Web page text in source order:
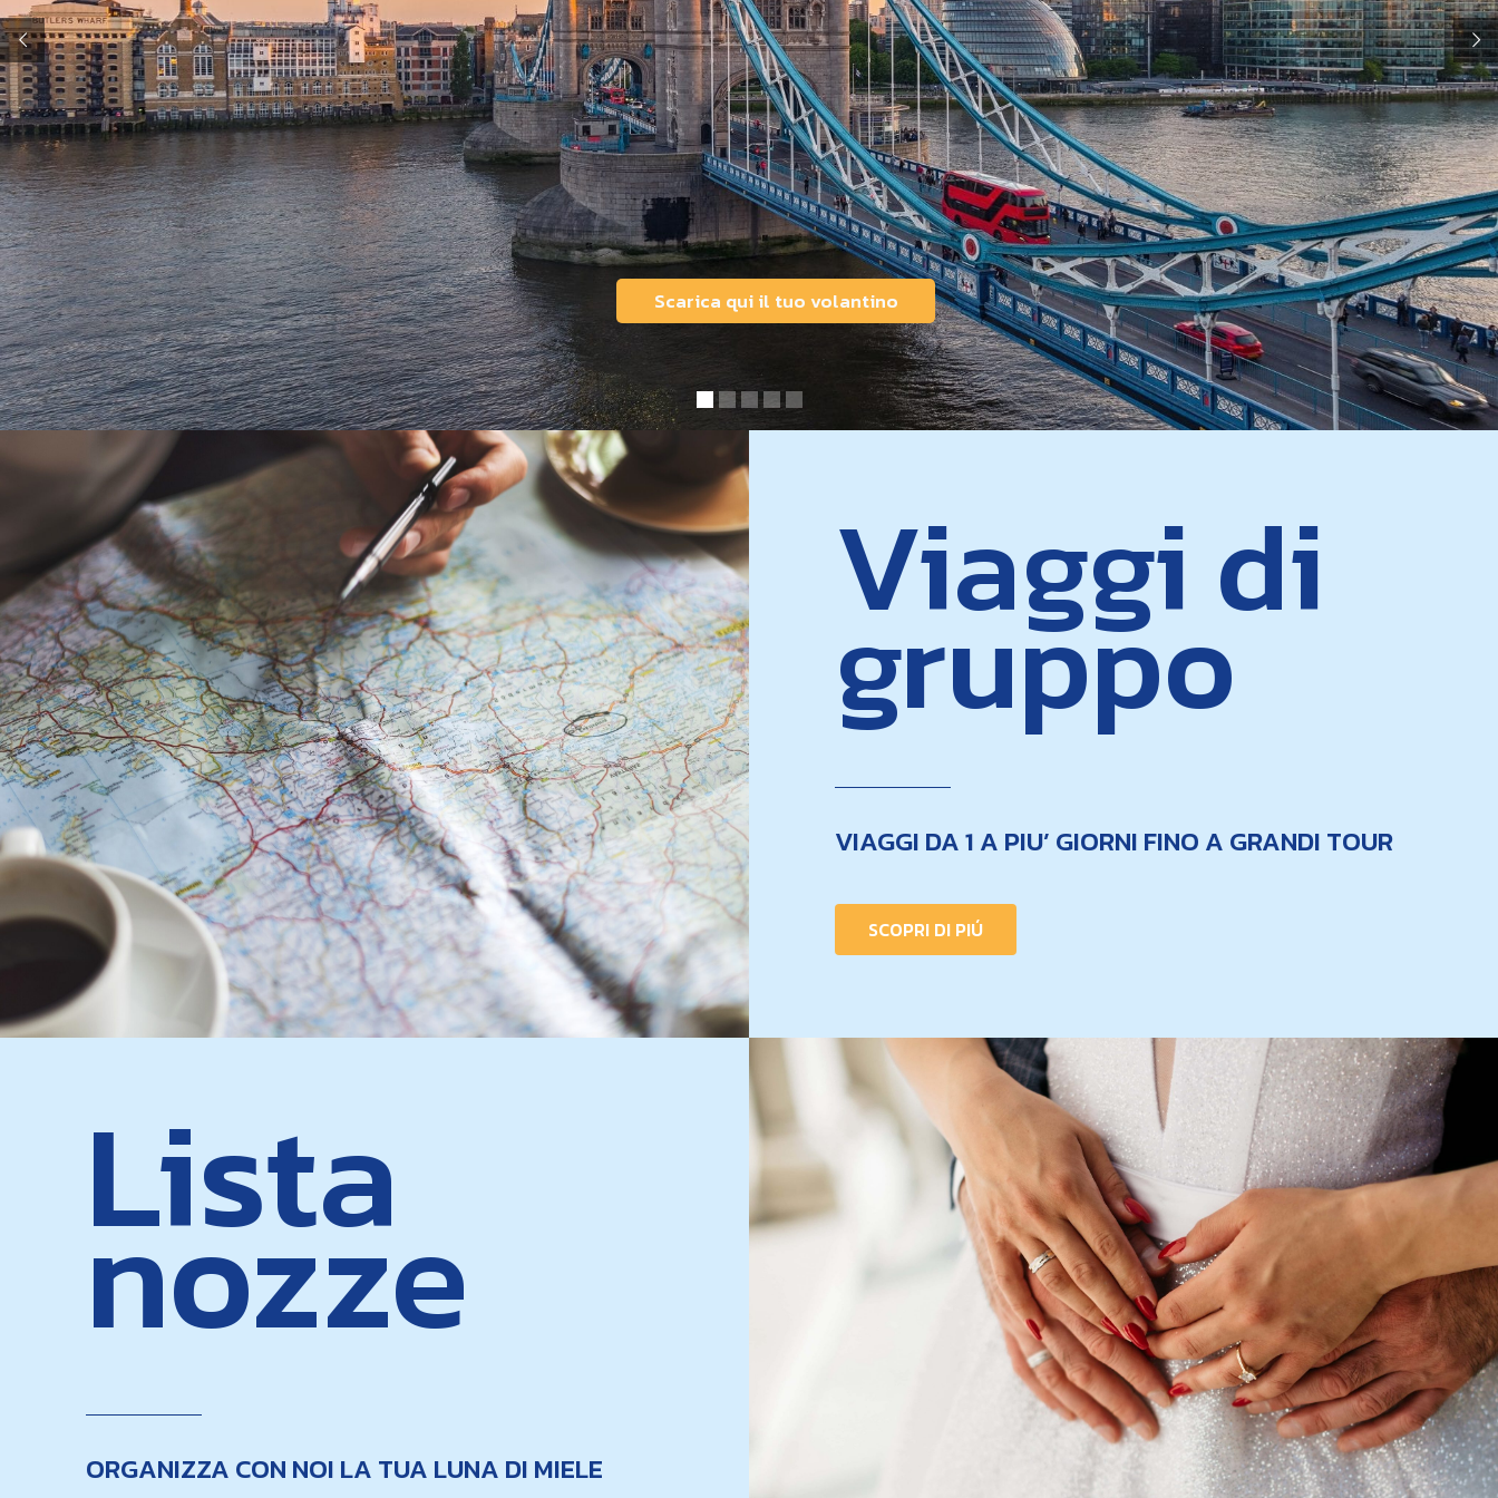
Viaggi di
gruppo
VIAGGI DA 1 A PIU’ GIORNI FINO A GRANDI TOUR
SCOPRI DI PIÚ
Lista
nozze
ORGANIZZA CON NOI LA TUA LUNA DI MIELE